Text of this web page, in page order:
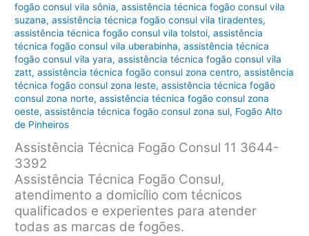
fogão consul vila sônia,assistência técnica fogão consul vila
suzana,assistência técnica fogão consul vila tiradentes,
assistência técnica fogão consul vila tolstoi,assistência
técnica fogão consul vila uberabinha,assistência técnica
fogão consul vila yara,assistência técnica fogão consul vila
zatt,assistência técnica fogão consul zona centro,assistência
técnica fogão consul zona leste,assistência técnica fogão
consul zona norte,assistência técnica fogão consul zona
oeste,assistência técnica fogão consul zona sul, Fogão Alto
de Pinheiros
Assistência Técnica Fogão Consul 11 3644-
3392
Assistência Técnica Fogão Consul,
atendimento a domicílio com técnicos
qualificados e experientes para atender
todas as marcas de fogões.